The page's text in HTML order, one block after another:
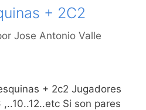
+ 2C2
Jose Antonio Valle
+ 2c2 Jugadores
Si son pares